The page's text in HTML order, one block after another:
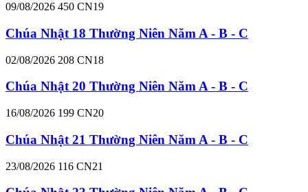
09/08/2026 450 CN19
Chúa Nhật 18 Thường Niên Năm A - B - C
02/08/2026 208 CN18
Chúa Nhật 20 Thường Niên Năm A - B - C
16/08/2026 199 CN20
Chúa Nhật 21 Thường Niên Năm A - B - C
23/08/2026 116 CN21